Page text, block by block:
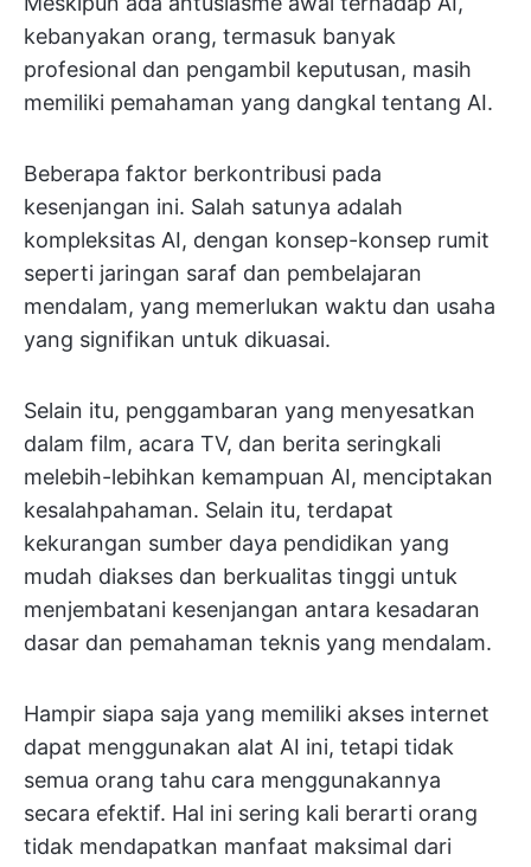
kebanyakan orang, termasuk banyak
profesional dan pengambil keputusan, masih
memiliki pemahaman yang dangkal tentang AI.
Beberapa faktor berkontribusi pada
kesenjangan ini. Salah satunya adalah
kompleksitas AI, dengan konsep-konsep rumit
seperti jaringan saraf dan pembelajaran
mendalam, yang memerlukan waktu dan usaha
yang signifikan untuk dikuasai.
Selain itu, penggambaran yang menyesatkan
dalam film, acara TV, dan berita seringkali
melebih-lebihkan kemampuan AI, menciptakan
kesalahpahaman. Selain itu, terdapat
kekurangan sumber daya pendidikan yang
mudah diakses dan berkualitas tinggi untuk
menjembatani kesenjangan antara kesadaran
dasar dan pemahaman teknis yang mendalam.
Hampir siapa saja yang memiliki akses internet
dapat menggunakan alat AI ini, tetapi tidak
semua orang tahu cara menggunakannya
secara efektif. Hal ini sering kali berarti orang
tidak mendapatkan manfaat maksimal dari